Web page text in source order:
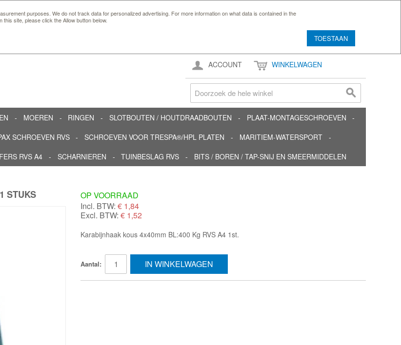
purposes. We do not track data for personalized advertising. For more information on what data is contained in the
this site, please click the Allow button below.
TOESTAAN
ACCOUNT WINKELWAGEN
MOEREN RINGEN SLOTBOUTEN / HOUTDRAADBOUTEN
PLAAT-MONTAGESCHROEVEN
SCHROEVEN RVS SCHROEVEN VOOR TRESPA®/HPL PLATEN
MARITIEM-WATERSPORT
RVS A4 SCHARNIEREN TUINBESLAG RVS BITS / BOREN / TAP-SNIJ EN SMEERMIDDELEN
STUKS
OP VOORRAAD
Incl. BTW: € 1,84
Excl. BTW: € 1,52
Karabijnhaak kous 4x40mm BL:400 Kg RVS A4 1st.
Aantal: IN WINKELWAGEN